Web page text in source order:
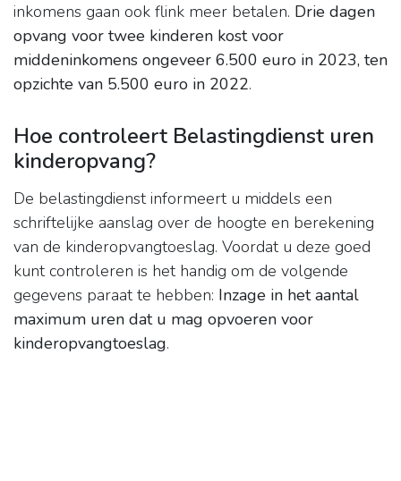
inkomens gaan ook flink meer betalen. Drie dagen
opvang voor twee kinderen kost voor
middeninkomens ongeveer 6.500 euro in 2023, ten
opzichte van 5.500 euro in 2022.
Hoe controleert Belastingdienst uren
kinderopvang?
De belastingdienst informeert u middels een
schriftelijke aanslag over de hoogte en berekening
van de kinderopvangtoeslag. Voordat u deze goed
kunt controleren is het handig om de volgende
gegevens paraat te hebben: Inzage in het aantal
maximum uren dat u mag opvoeren voor
kinderopvangtoeslag.